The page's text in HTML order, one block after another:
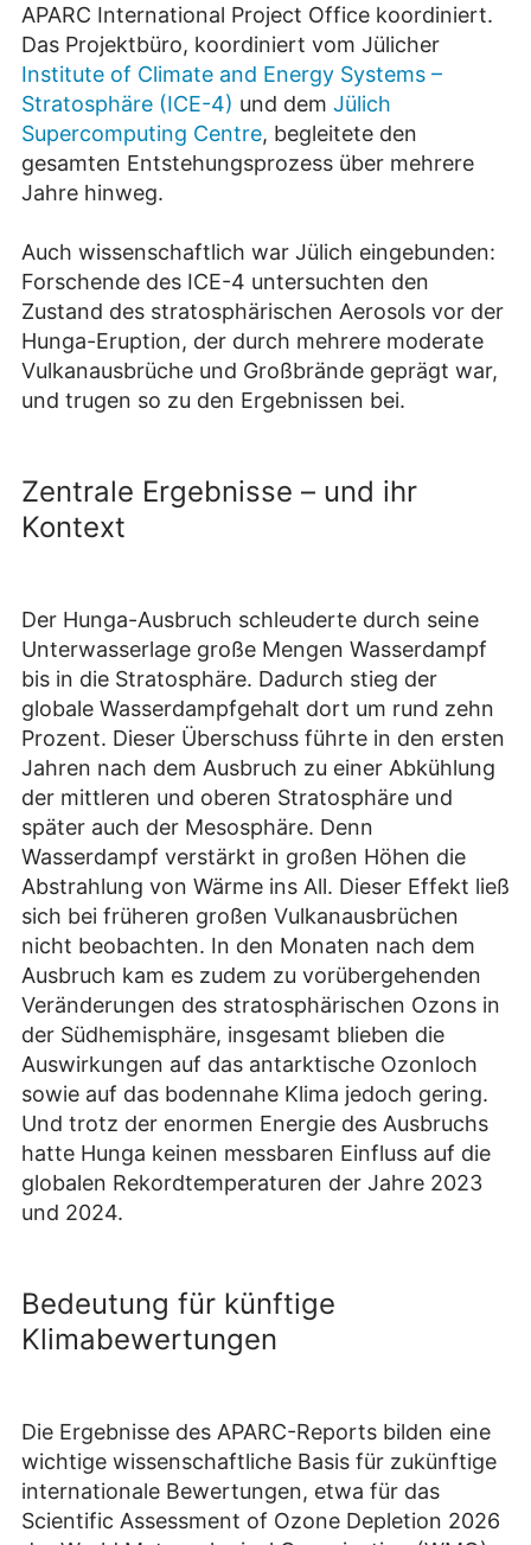
APARC International Project Office koordiniert.
Das Projektbüro, koordiniert vom Jülicher
Institute of Climate and Energy Systems –
Stratosphäre (ICE-4) und dem Jülich
Supercomputing Centre, begleitete den
gesamten Entstehungsprozess über mehrere
Jahre hinweg.
Auch wissenschaftlich war Jülich eingebunden:
Forschende des ICE-4 untersuchten den
Zustand des stratosphärischen Aerosols vor der
Hunga-Eruption, der durch mehrere moderate
Vulkanausbrüche und Großbrände geprägt war,
und trugen so zu den Ergebnissen bei.
Zentrale Ergebnisse – und ihr
Kontext
Der Hunga-Ausbruch schleuderte durch seine
Unterwasserlage große Mengen Wasserdampf
bis in die Stratosphäre. Dadurch stieg der
globale Wasserdampfgehalt dort um rund zehn
Prozent. Dieser Überschuss führte in den ersten
Jahren nach dem Ausbruch zu einer Abkühlung
der mittleren und oberen Stratosphäre und
später auch der Mesosphäre. Denn
Wasserdampf verstärkt in großen Höhen die
Abstrahlung von Wärme ins All. Dieser Effekt ließ
sich bei früheren großen Vulkanausbrüchen
nicht beobachten. In den Monaten nach dem
Ausbruch kam es zudem zu vorübergehenden
Veränderungen des stratosphärischen Ozons in
der Südhemisphäre, insgesamt blieben die
Auswirkungen auf das antarktische Ozonloch
sowie auf das bodennahe Klima jedoch gering.
Und trotz der enormen Energie des Ausbruchs
hatte Hunga keinen messbaren Einfluss auf die
globalen Rekordtemperaturen der Jahre 2023
und 2024.
Bedeutung für künftige
Klimabewertungen
Die Ergebnisse des APARC-Reports bilden eine
wichtige wissenschaftliche Basis für zukünftige
internationale Bewertungen, etwa für das
Scientific Assessment of Ozone Depletion 2026